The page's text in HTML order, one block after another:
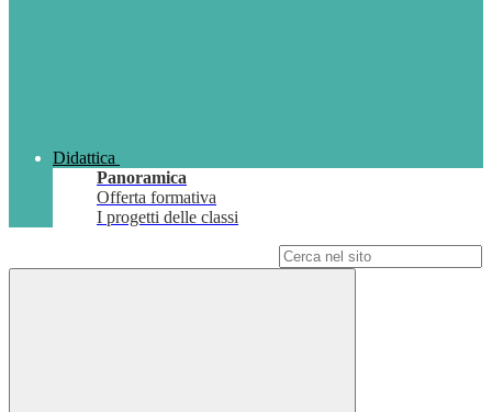
Didattica
Panoramica
Offerta formativa
I progetti delle classi